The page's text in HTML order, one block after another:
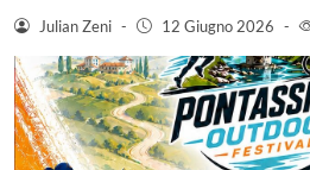
Julian Zeni - 12 Giugno 2026 -